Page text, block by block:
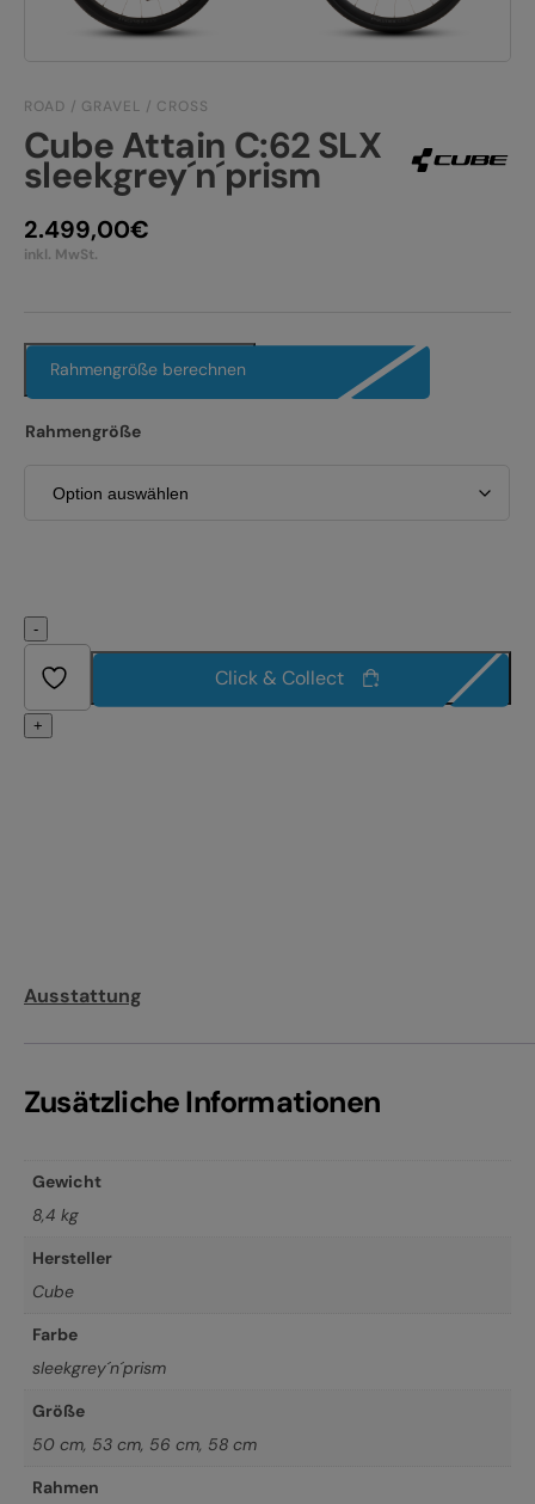
Alle entdecken
E-BIKE FULLY
E-BIKE TOUR
Alle entdecken
PRODUKTRÜCKRUFE
ROAD / GRAVEL / CROSS
Cube Attain C:62 SLX
sleekgrey´n´prism
2.499,00€
inkl. MwSt.
Rahmengröße berechnen
Rahmengröße
-
+
Click & Collect
Ausstattung
Zusätzliche Informationen
Gewicht
8,4 kg
Hersteller
Cube
Farbe
sleekgrey´n´prism
Größe
50 cm, 53 cm, 56 cm, 58 cm
Rahmen